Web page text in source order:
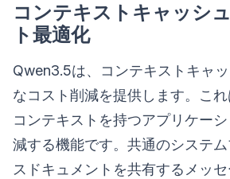
コンテキストキャッシ
ト最適化
Qwen3.5は、コンテキストキャ
なコスト削減を提供します。こ
コンテキストを持つアプリケー
減する機能です。共通のシステ
スドキュメントを共有するメッ